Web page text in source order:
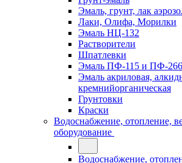
Эмаль, грунт, лак
Лаки, Олифа, Морилки
Эмаль НЦ-132
Растворители
Шпатлевки
Эмаль ПФ-115 и ПФ-266
Эмаль акриловая,
кремнийорганическая
Грунтовки
Краски
Водоснабжение, отопление,
оборудование
Водоснабжение,